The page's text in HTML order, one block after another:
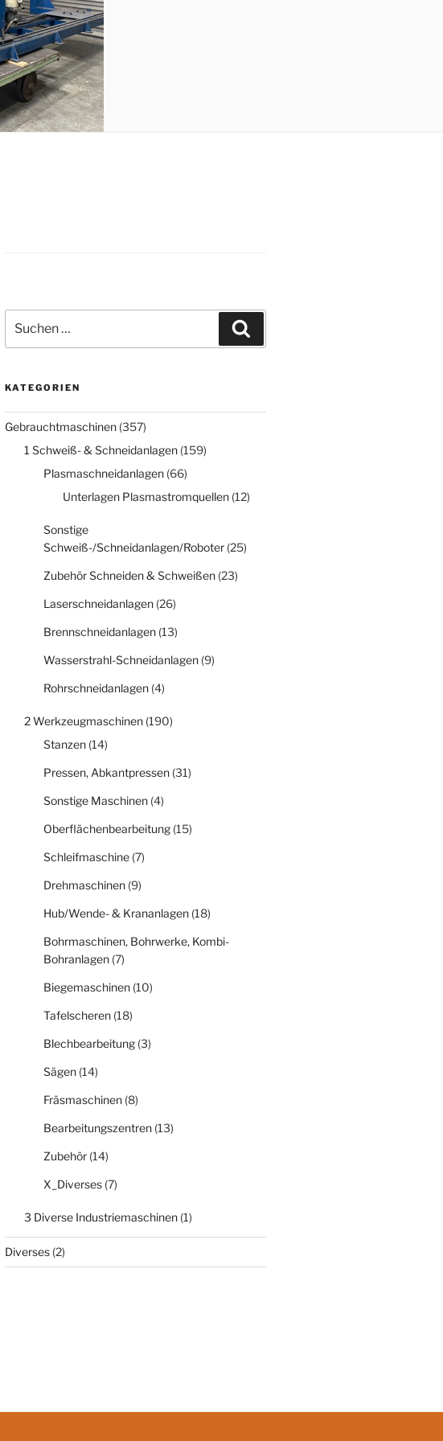
nach:
KATEGORIEN
Gebrauchtmaschinen(357)
1 Schweiß- & Schneidanlagen(159)
Plasmaschneidanlagen(66)
Unterlagen Plasmastromquellen(12)
Sonstige
Schweiß-/Schneidanlagen/Roboter(25)
Zubehör Schneiden & Schweißen(23)
Laserschneidanlagen(26)
Brennschneidanlagen(13)
Wasserstrahl-Schneidanlagen(9)
Rohrschneidanlagen(4)
2 Werkzeugmaschinen(190)
Stanzen(14)
Pressen, Abkantpressen(31)
Sonstige Maschinen(4)
Oberflächenbearbeitung(15)
Schleifmaschine(7)
Drehmaschinen(9)
Hub/Wende- & Krananlagen(18)
Bohrmaschinen, Bohrwerke, Kombi-
Bohranlagen(7)
Biegemaschinen(10)
Tafelscheren(18)
Blechbearbeitung(3)
Sägen(14)
Fräsmaschinen(8)
Bearbeitungszentren(13)
Zubehör(14)
X_Diverses(7)
3 Diverse Industriemaschinen(1)
Diverses(2)